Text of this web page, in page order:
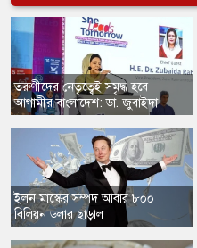
​তরুণীদের নেতৃত্বেই সমৃদ্ধ হবে
আগামীর বাংলাদেশ: ডা. জুবাইদা
​ইলন মাস্কের সম্পদ আবার ৮০০
বিলিয়ন ডলার ছাড়াল